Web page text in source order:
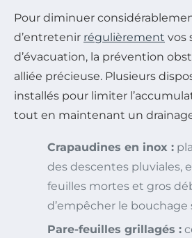
Pour diminuer
d’entretenir régulièrement vos
d’évacuation, la prévention
alliée précieuse. Plusieurs
installés pour limiter
tout en maintenant un
Crapaudines en inox :
des descentes pluviales,
feuilles mortes et gros
d’empêcher le bouchage
Pare-feuilles grillagés :